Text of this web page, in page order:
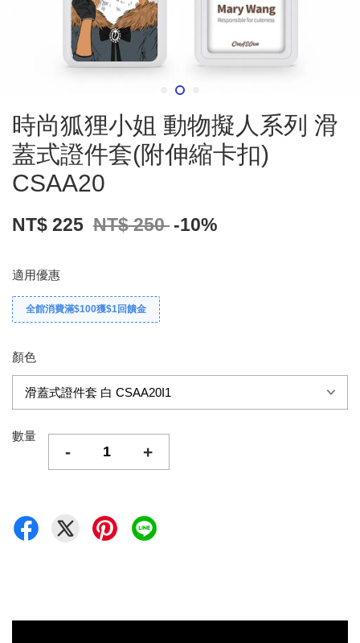
時尚狐狸小姐 動物擬人系列 滑
蓋式證件套(附伸縮卡扣)
CSAA20
NT$ 225 NT$ 250 -10%
適用優惠
全館消費滿$100獲$1回饋金
顏色
數量
- +